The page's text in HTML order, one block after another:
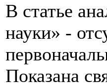
В статье
науки» -
Показана